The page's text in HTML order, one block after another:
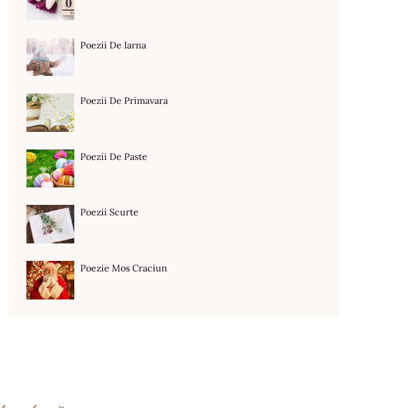
Poezii De Iarna
Poezii De Primavara
Poezii De Paste
Poezii Scurte
Poezie Mos Craciun